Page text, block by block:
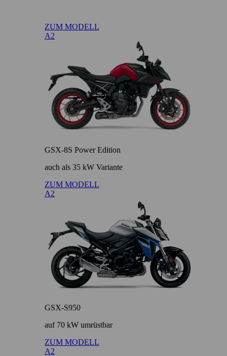
ZUM MODELL
A2
GSX-8S Power Edition
auch als 35 kW Variante
ZUM MODELL
A2
GSX-S950
auf 70 kW umrüstbar
ZUM MODELL
A2